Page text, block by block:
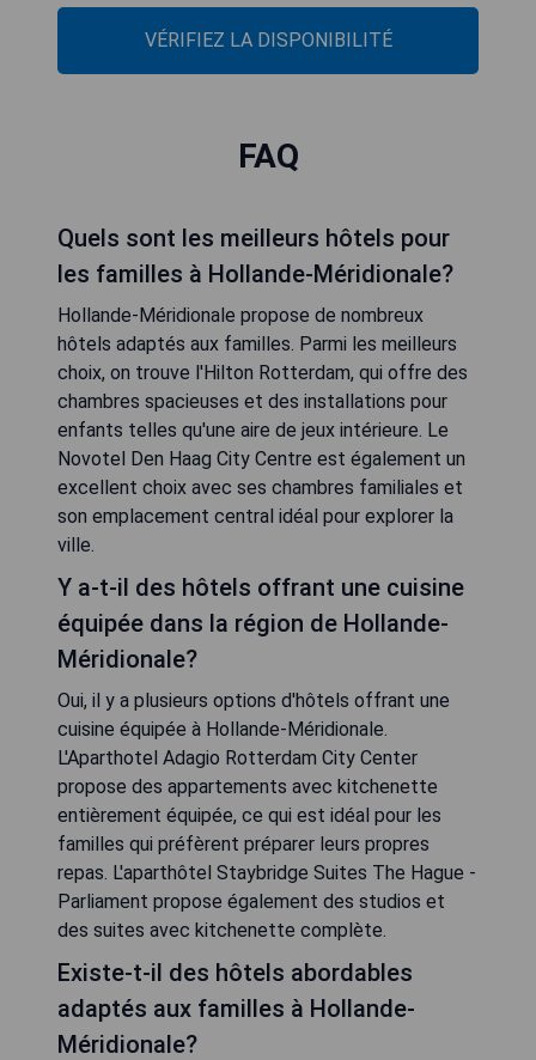
VÉRIFIEZ LA DISPONIBILITÉ
FAQ
Quels sont les meilleurs hôtels pour
les familles à Hollande-Méridionale?
Hollande-Méridionale propose de nombreux
hôtels adaptés aux familles. Parmi les meilleurs
choix, on trouve l'Hilton Rotterdam, qui offre des
chambres spacieuses et des installations pour
enfants telles qu'une aire de jeux intérieure. Le
Novotel Den Haag City Centre est également un
excellent choix avec ses chambres familiales et
son emplacement central idéal pour explorer la
ville.
Y a-t-il des hôtels offrant une cuisine
équipée dans la région de Hollande-
Méridionale?
Oui, il y a plusieurs options d'hôtels offrant une
cuisine équipée à Hollande-Méridionale.
L'Aparthotel Adagio Rotterdam City Center
propose des appartements avec kitchenette
entièrement équipée, ce qui est idéal pour les
familles qui préfèrent préparer leurs propres
repas. L'aparthôtel Staybridge Suites The Hague -
Parliament propose également des studios et
des suites avec kitchenette complète.
Existe-t-il des hôtels abordables
adaptés aux familles à Hollande-
Méridionale?